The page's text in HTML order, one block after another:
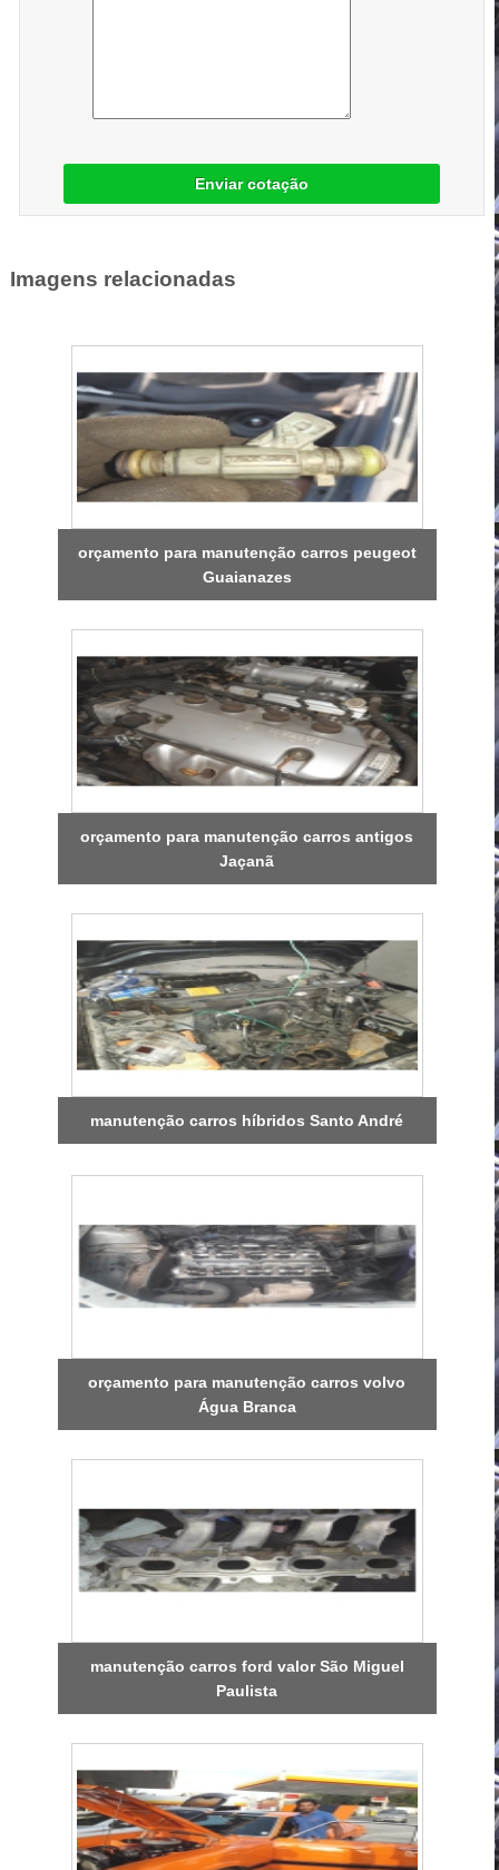
Enviar cotação
Imagens relacionadas
orçamento para manutenção carros peugeot
Guaianazes
orçamento para manutenção carros antigos
Jaçanã
manutenção carros híbridos Santo André
orçamento para manutenção carros volvo
Água Branca
manutenção carros ford valor São Miguel
Paulista